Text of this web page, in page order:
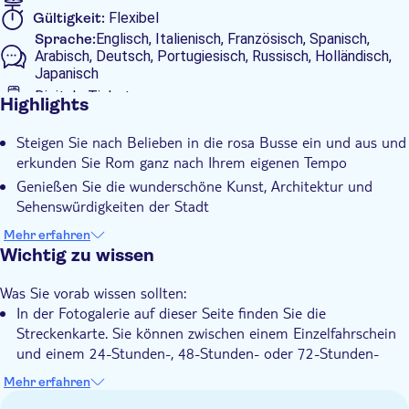
Die Tour ist auf Tonband aufgezeichnet, und es stehen Ihnen
individuelle Kopfhörer zur Verfügung. An Bord erwartet Sie ein
sehr informativer Tourguide, der Ihnen die einzigartige
Geschichte hinter der visuellen Pracht Roms näherbringt und
Ihnen zahlreiche interessante Details liefert, um Ihr Erlebnis zu
bereichern.
Gültigkeit: Flexibel
Sprache:Englisch, Italienisch, Französisch, Spanisch,
Arabisch, Deutsch, Portugiesisch, Russisch, Holländisch,
Japanisch
Digitale Tickets
Zusätzliche Informationen
Sofortbestätigung
Mit Audioguide
Inklusive Transfer
Highlights
Steigen Sie nach Belieben in die rosa Busse ein und aus und
erkunden Sie Rom ganz nach Ihrem eigenen Tempo
Genießen Sie die wunderschöne Kunst, Architektur und
Sehenswürdigkeiten der Stadt
Wählen Sie die Ticketart, die am besten zur Dauer Ihres
Aufenthalts passt
Geschichte Roms
Mehr erfahren
Wichtig zu wissen
Was Sie vorab wissen sollten:
In der Fotogalerie auf dieser Seite finden Sie die
Streckenkarte. Sie können zwischen einem Einzelfahrschein
und einem 24-Stunden-, 48-Stunden- oder 72-Stunden-
Ticket wählen. Mit Ausnahme des Einzelfahrscheins können
Sie während der gesamten Gültigkeitsdauer des von Ihnen
Mehr erfahren